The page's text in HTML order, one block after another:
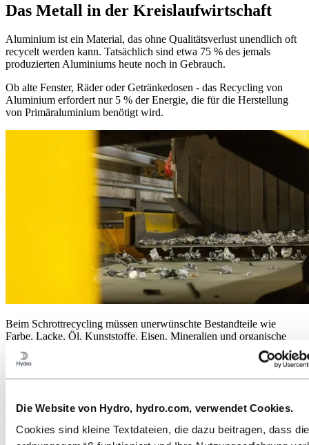
Die Website von Hydro, hydro.com, verwendet Cookies.
Cookies sind kleine Textdateien, die dazu beitragen, dass
Das Metall in der Kreislaufwirtschaft
Aluminium ist ein Material, das ohne Qualitätsverlust unendlich oft
recycelt werden kann. Tatsächlich sind etwa 75 % des jemals
produzierten Aluminiums heute noch in Gebrauch.
Ob alte Fenster, Räder oder Getränkedosen - das Recycling von
Aluminium erfordert nur 5 % der Energie, die für die Herstellung
von Primäraluminium benötigt wird.
Beim Schrottrecycling müssen unerwünschte Bestandteile wie
Farbe, Lacke, Öl, Kunststoffe, Eisen, Mineralien und organische
Verbindungen entfernt werden. Es ist ein technischer und
komplizierter Prozess, der von Faktoren wie der Herkunft des
Jahrzehntelange Forschung und Entwicklung haben Hydro zu
Netzwerk von Recyclern arbeitet mit patentierten